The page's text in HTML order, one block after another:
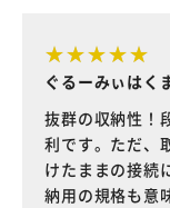
ぐるーみぃはく
抜群の収納性！
利です。ただ、
けたままの接続
納用の規格も意